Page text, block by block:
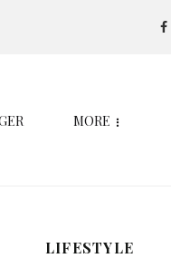
MORE
LIFESTYLE